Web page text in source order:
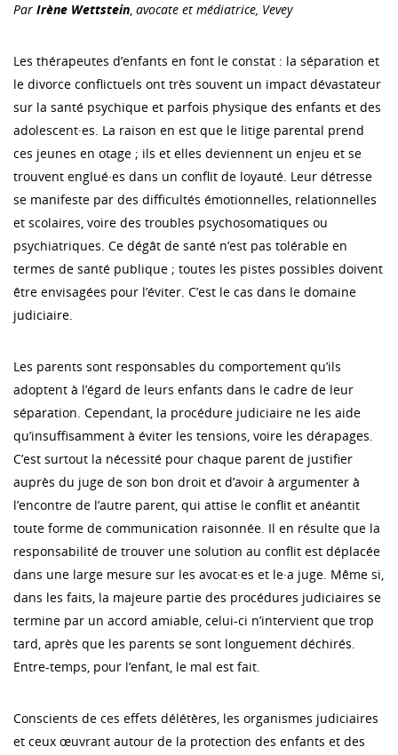
Par Irène Wettstein, avocate et médiatrice, Vevey
Les thérapeutes d’enfants en font le constat : la séparation et
le divorce conflictuels ont très souvent un impact dévastateur
sur la santé psychique et parfois physique des enfants et des
adolescent·es. La raison en est que le litige parental prend
ces jeunes en otage ; ils et elles deviennent un enjeu et se
trouvent englué·es dans un conflit de loyauté. Leur détresse
se manifeste par des difficultés émotionnelles, relationnelles
et scolaires, voire des troubles psychosomatiques ou
psychiatriques. Ce dégât de santé n’est pas tolérable en
termes de santé publique ; toutes les pistes possibles doivent
être envisagées pour l’éviter. C’est le cas dans le domaine
judiciaire.
Les parents sont responsables du comportement qu’ils
adoptent à l’égard de leurs enfants dans le cadre de leur
séparation. Cependant, la procédure judiciaire ne les aide
qu’insuffisamment à éviter les tensions, voire les dérapages.
C’est surtout la nécessité pour chaque parent de justifier
auprès du juge de son bon droit et d’avoir à argumenter à
l’encontre de l’autre parent, qui attise le conflit et anéantit
toute forme de communication raisonnée. Il en résulte que la
responsabilité de trouver une solution au conflit est déplacée
dans une large mesure sur les avocat·es et le·a juge. Même si,
dans les faits, la majeure partie des procédures judiciaires se
termine par un accord amiable, celui-ci n’intervient que trop
tard, après que les parents se sont longuement déchirés.
Entre-temps, pour l’enfant, le mal est fait.
Conscients de ces effets délétères, les organismes judiciaires
et ceux œuvrant autour de la protection des enfants et des